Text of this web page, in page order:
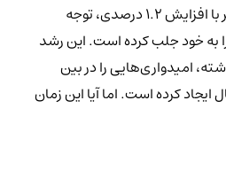
ارزش توکن پپه در روزهای اخیر با افزایش 1.2 درصدی، توجه
به خود جلب کرده است. این رشد
امیدواری‌هایی را در بین
کرده است. اما آیا این زمان